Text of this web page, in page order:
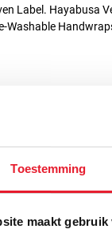
Toestemming
maakt
Label. Hayabusa
Washable
LEUK